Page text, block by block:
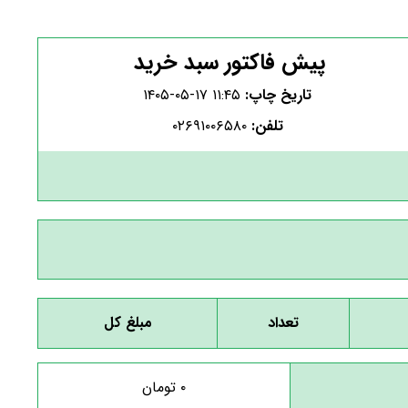
پیش فاکتور سبد خرید
تاریخ چاپ: ۱۴۰۵-۰۵-۱۷ ۱۱:۴۵
تلفن: ۰۲۶۹۱۰۰۶۵۸۰
تعداد مبلغ کل
۰ تومان